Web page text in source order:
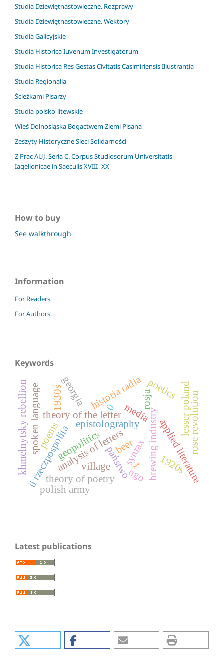
Studia Dziewiętnastowieczne. Rozprawy
Studia Dziewiętnastowieczne. Wektory
Studia Galicyjskie
Studia Historica Iuvenum Investigatorum
Studia Historica Res Gestas Civitatis Casimiriensis Illustrantia
Studia Regionalia
Ścieżkami Pisarzy
Studia polsko-litewskie
Wieś Dolnośląska Bogactwem Ziemi Pisana
Zeszyty Historyczne Sieci Solidarności
Z Prac AUJ. Seria C. Corpus Studiosorum Universitatis
Iagellonicae in Saeculis XVIII–XX
How to buy
See walkthrough
Information
For Readers
For Authors
Keywords
brewing industry
beer
theory of the letter
epistolography applied literature
analysis of letters
historia radia
ii rzeczpospolita
media
państwo
0
syntax
spoken language rosja
village
lesser poland
poetics
poems
theory of poetry
georgia rose revolution
1
geopolitics
khmelnytsky rebellion
polish army
1920s
1930s
ngo
Latest publications